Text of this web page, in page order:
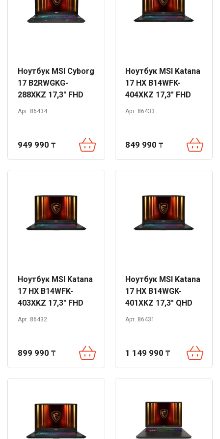
Ноутбук MSI Cyborg
17 B2RWGKG-
288XKZ 17,3" FHD
144Hz Core 7 240H
Арт. 86434
949 990 ₸
Ноутбук MSI Katana
17 HX B14WFK-
404XKZ 17,3" FHD
144Hz i5-14450HX
Арт. 86433
849 990 ₸
Ноутбук MSI Katana
17 HX B14WFK-
403XKZ 17,3" FHD
144Hz i7-14650HX
Арт. 86432
899 990 ₸
Ноутбук MSI Katana
17 HX B14WGK-
401XKZ 17,3" QHD
240Hz i7-14650HX
Арт. 86431
1 149 990 ₸